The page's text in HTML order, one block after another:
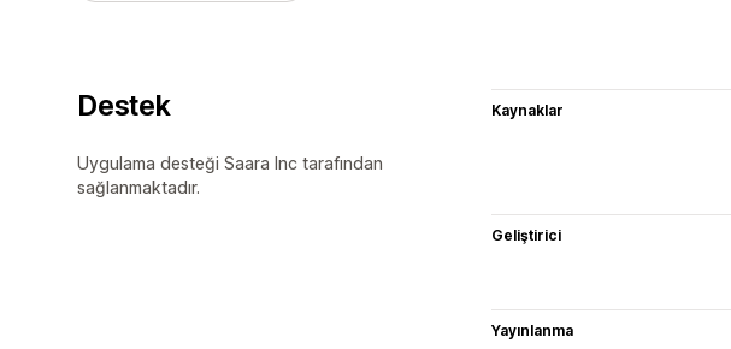
Destek
Uygulama desteği Saara Inc tarafından
sağlanmaktadır.
Kaynaklar
Geliştirici
Yayınlanma